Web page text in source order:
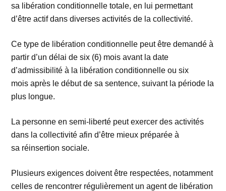
sa libération conditionnelle totale, en lui permettant
d’être actif dans diverses activités de la collectivité.
Ce type de libération conditionnelle peut être demandé à
partir d’un délai de six (6) mois avant la date
d’admissibilité à la libération conditionnelle ou six
mois après le début de sa sentence, suivant la période la
plus longue.
La personne en semi-liberté peut exercer des activités
dans la collectivité afin d’être mieux préparée à
sa réinsertion sociale.
Plusieurs exigences doivent être respectées, notamment
celles de rencontrer régulièrement un agent de libération